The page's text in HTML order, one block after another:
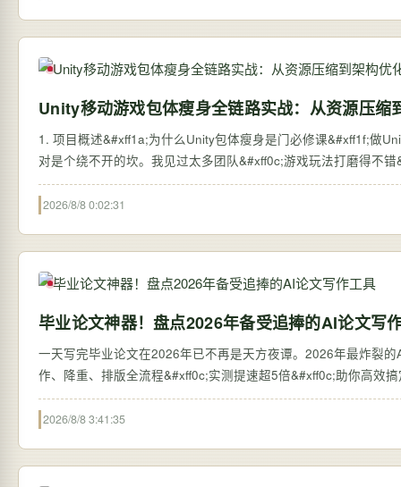
Unity移动游戏包体瘦身全链路实战：从资源压缩
1. 项目概述&#xff1a;为什么Unity包体瘦身是门必修课&#xff1f;做
对是个绕不开的坎。我见过太多团队&#xff0c;游戏玩法打磨得不
2026/8/8 0:02:31
毕业论文神器！盘点2026年备受追捧的AI论文写
一天写完毕业论文在2026年已不再是天方夜谭。2026年最炸裂
作、降重、排版全流程&#xff0c;实测提速超5倍&#xff0c;助你高效
2026/8/8 3:41:35